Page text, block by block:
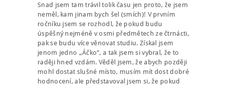
Snad jsem tam trávil tolik času jen proto, že jsem
neměl, kam jinam bych šel (smích)! V prvním
ročníku jsem se rozhodl, že pokud budu
úspěšný nejméně v osmi předmětech ze čtrnácti,
pak se budu více věnovat studiu. Získal jsem
jenom jedno „Áčko“, a tak jsem si vybral, že to
raději hned vzdám. Věděl jsem, že abych později
mohl dostat slušné místo, musím mít dost dobré
hodnocení, ale představoval jsem si, že pokud